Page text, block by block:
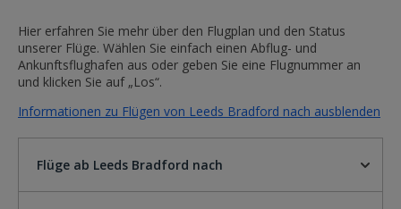
Hier erfahren Sie mehr über den Flugplan und den Status
unserer Flüge. Wählen Sie einfach einen Abflug- und
Ankunftsflughafen aus oder geben Sie eine Flugnummer an
und klicken Sie auf „Los“.
Informationen zu Flügen von Leeds Bradford nach ausblenden
Flüge ab Leeds Bradford nach